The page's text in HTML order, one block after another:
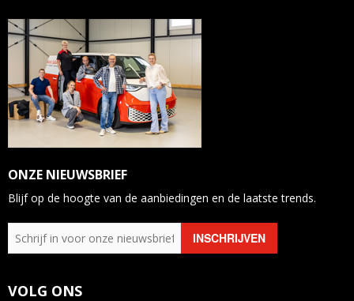
ONZE NIEUWSBRIEF
Blijf op de hoogte van de aanbiedingen en de laatste trends.
VOLG ONS